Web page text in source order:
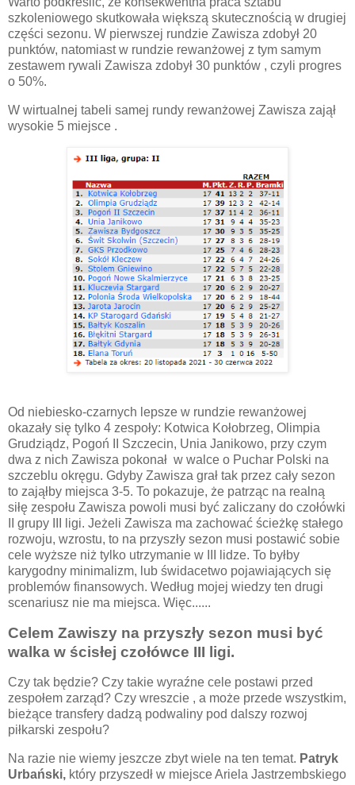
szkoleniowego skutkowała większą skutecznością w drugiej
części sezonu. W pierwszej rundzie Zawisza zdobył 20
punktów, natomiast w rundzie rewanżowej z tym samym
zestawem rywali Zawisza zdobył 30 punktów , czyli progres
o 50%.
W wirtualnej tabeli samej rundy rewanżowej Zawisza zajął
wysokie 5 miejsce .
Od niebiesko-czarnych lepsze w rundzie rewanżowej
okazały się tylko 4 zespoły: Kotwica Kołobrzeg, Olimpia
Grudziądz, Pogoń II Szczecin, Unia Janikowo, przy czym
dwa z nich Zawisza pokonał w walce o Puchar Polski na
szczeblu okręgu. Gdyby Zawisza grał tak przez cały sezon
to zająłby miejsca 3-5. To pokazuje, że patrząc na realną
siłę zespołu Zawisza powoli musi być zaliczany do czołówki
II grupy III ligi. Jeżeli Zawisza ma zachować ścieżkę stałego
rozwoju, wzrostu, to na przyszły sezon musi postawić sobie
cele wyższe niż tylko utrzymanie w III lidze. To byłby
karygodny minimalizm, lub świdacetwo pojawiających się
problemów finansowych. Według mojej wiedzy ten drugi
scenariusz nie ma miejsca. Więc......
Celem Zawiszy na przyszły sezon musi być
walka w ścisłej czołówce III ligi.
Czy tak będzie? Czy takie wyraźne cele postawi przed
zespołem zarząd? Czy wreszcie , a może przede wszystkim,
bieżące transfery dadzą podwaliny pod dalszy rozwoj
piłkarski zespołu?
Na razie nie wiemy jeszcze zbyt wiele na ten temat. Patryk
Urbański, który przyszedł w miejsce Ariela Jastrzembskiego